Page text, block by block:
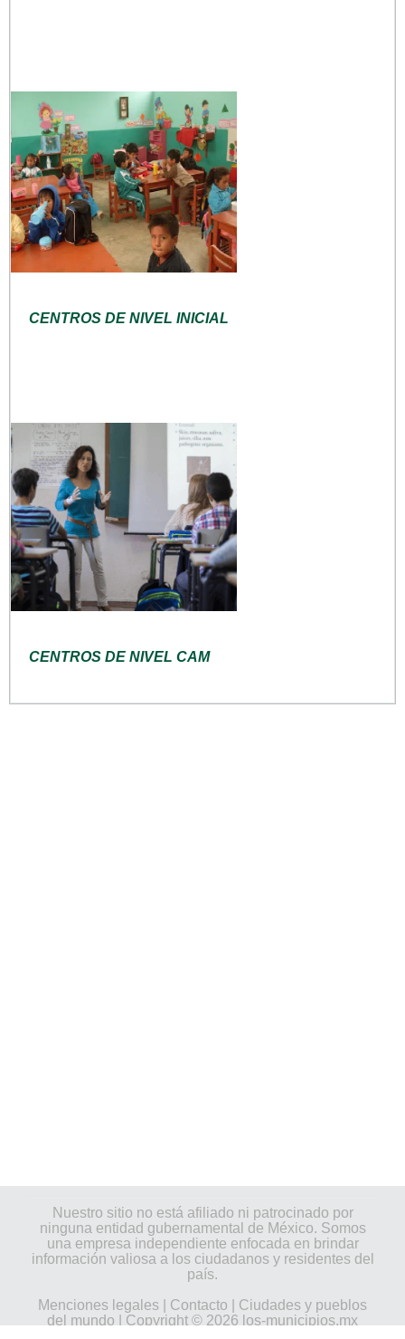
CENTROS DE NIVEL INICIAL
CENTROS DE NIVEL CAM
Nuestro sitio no está afiliado ni patrocinado por
ninguna entidad gubernamental de México. Somos
una empresa independiente enfocada en brindar
información valiosa a los ciudadanos y residentes del
país.
Menciones legales
Contacto
Ciudades y pueblos
del mundo | Copyright © 2026 los-municipios.mx